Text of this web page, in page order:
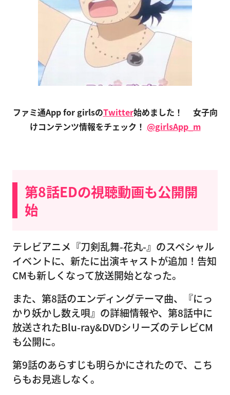
ファミ通App for girlsのTwitter始めました！
女子向
けコンテンツ情報をチェック！ @girlsApp_m
第8話EDの視聴動画も公開開
始
テレビアニメ『刀剣乱舞-花丸-』のスペシャル
イベントに、新たに出演キャストが追加！告知
CMも新しくなって放送開始となった。
また、第8話のエンディングテーマ曲、『にっ
かり妖かし数え唄』の詳細情報や、第8話中に
放送されたBlu-ray&DVDシリーズのテレビCM
も公開に。
第9話のあらすじも明らかにされたので、こち
らもお見逃しなく。